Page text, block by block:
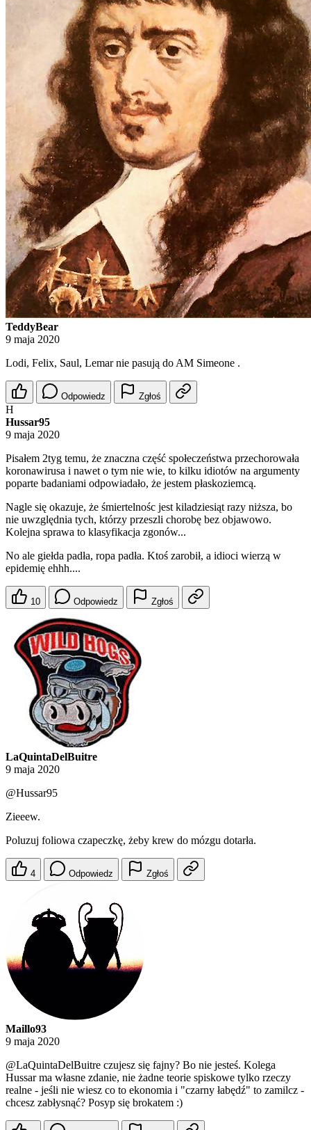
TeddyBear
9 maja 2020
Lodi, Felix, Saul, Lemar nie pasują do AM Simeone .
Odpowiedz Zgłoś
H
Hussar95
9 maja 2020
Pisałem 2tyg temu, że znaczna część społeczeństwa przechorowała
koronawirusa i nawet o tym nie wie, to kilku idiotów na argumenty
poparte badaniami odpowiadało, że jestem płaskoziemcą.
Nagle się okazuje, że śmiertelnośc jest kiladziesiąt razy niższa, bo
nie uwzględnia tych, którzy przeszli chorobę bez objawowo.
Kolejna sprawa to klasyfikacja zgonów...
No ale giełda padła, ropa padła. Ktoś zarobił, a idioci wierzą w
epidemię ehhh....
10 Odpowiedz Zgłoś
LaQuintaDelBuitre
9 maja 2020
@Hussar95
Zieeew.
Poluzuj foliowa czapeczkę, żeby krew do mózgu dotarła.
4 Odpowiedz Zgłoś
Maillo93
9 maja 2020
@LaQuintaDelBuitre czujesz się fajny? Bo nie jesteś. Kolega
Hussar ma własne zdanie, nie żadne teorie spiskowe tylko rzeczy
realne - jeśli nie wiesz co to ekonomia i "czarny łabędź" to zamilcz -
chcesz zabłysnąć? Posyp się brokatem :)